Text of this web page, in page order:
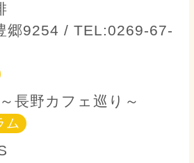
郷9254 / TEL:0269-67-
長野カフェ巡り～
ム